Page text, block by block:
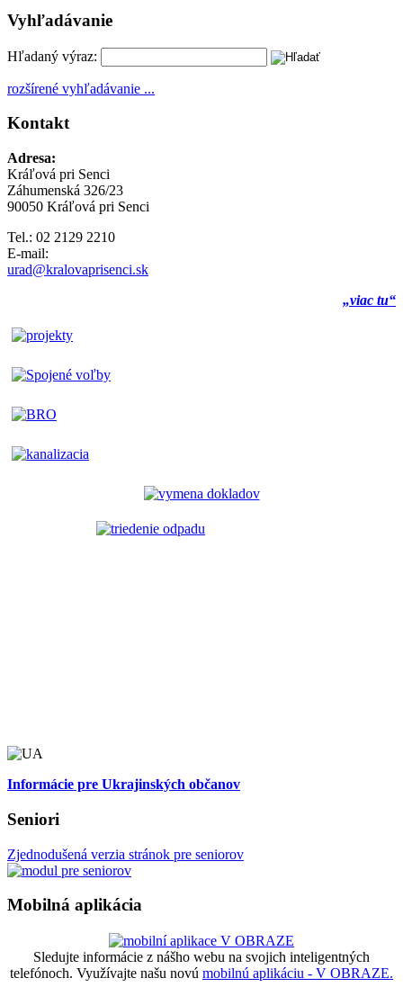
Vyhľadávanie
Hľadaný výraz:
rozšírené vyhľadávanie ...
Kontakt
Adresa:
Kráľová pri Senci
Záhumenská 326/23
90050 Kráľová pri Senci
Tel.: 02 2129 2210
E-mail:
urad@kralovaprisenci.sk
„viac tu“
Informácie pre Ukrajinských občanov
Seniori
Zjednodušená verzia stránok pre seniorov
Mobilná aplikácia
Sledujte informácie z nášho webu na svojich inteligentných
telefónoch. Využívajte našu novú mobilnú aplikáciu - V OBRAZE.